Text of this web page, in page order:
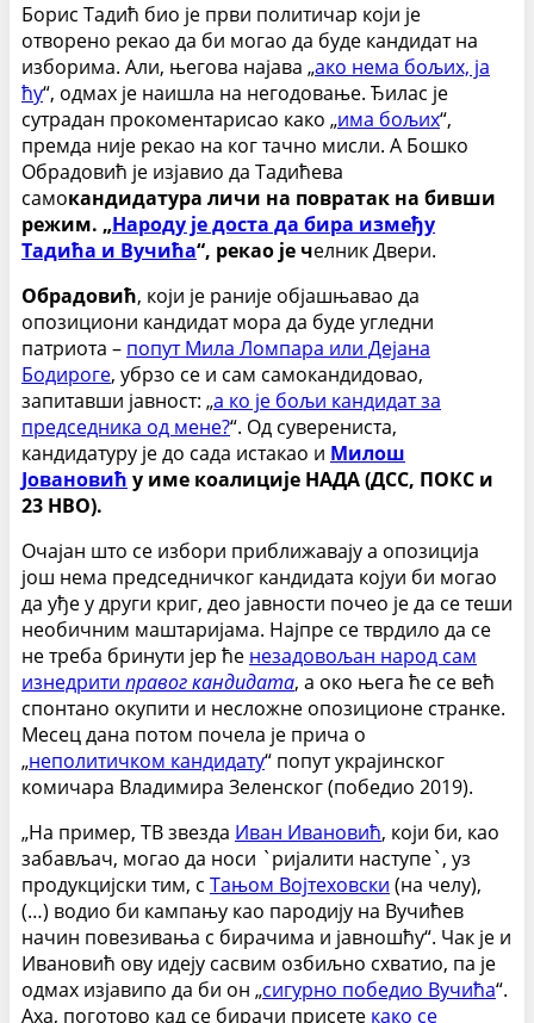
Борис Тадић био је први политичар који је
отворено рекао да би могао да буде кандидат на
изборима. Али, његова најава „ако нема бољих, ја
ћу“, одмах је наишла на негодовање. Ђилас је
сутрадан прокоментарисао како „има бољих“,
премда није рекао на ког тачно мисли. А Бошко
Обрадовић је изјавио да Тадићева
самокандидатура личи на повратак на бивши
режим. „Народу је доста да бира између
Тадића и Вучића“, рекао је челник Двери.
Обрадовић, који је раније објашњавао да
опозициони кандидат мора да буде угледни
патриота – попут Мила Ломпара или Дејана
Бодироге, убрзо се и сам самокандидовао,
запитавши јавност: „а ко је бољи кандидат за
председника од мене?“. Од суверениста,
кандидатуру је до сада истакао и Милош
Јовановић у име коалиције НАДА (ДСС, ПОКС и
23 НВО).
Очајан што се избори приближавају а опозиција
још нема председничког кандидата којуи би могао
да уђе у други криг, део јавности почео је да се теши
необичним маштаријама. Најпре се тврдило да се
не треба бринути јер ће незадовољан народ сам
изнедрити правог кандидата, а око њега ће се већ
спонтано окупити и несложне опозиционе странке.
Месец дана потом почела је прича о
„неполитичком кандидату“ попут украјинског
комичара Владимира Зеленског (победио 2019).
„На пример, ТВ звезда Иван Ивановић, који би, као
забављач, могао да носи `ријалити наступе`, уз
продукцијски тим, с Тањом Војтеховски (на челу),
(…) водио би кампању као пародију на Вучићев
начин повезивања с бирачима и јавношћу“. Чак је и
Ивановић ову идеју сасвим озбиљно схватио, па је
одмах изјавипо да би он „сигурно победио Вучића“.
Аха, поготово кад се бирачи присете како се